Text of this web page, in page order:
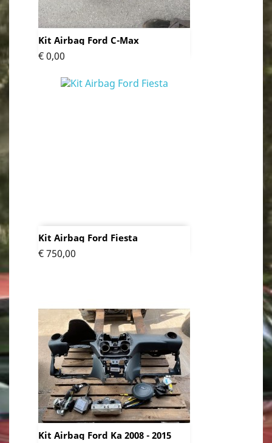
Kit Airbag Ford C-Max
Prijs
€ 0,00
Kit Airbag Ford Fiesta
Prijs
€ 750,00
Kit Airbag Ford Ka 2008 - 2015